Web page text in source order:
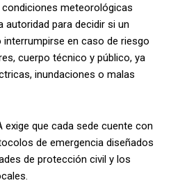
meteorológicas
para decidir si un
en caso de riesgo
cuerpo técnico y público, ya
inundaciones o malas
exige que cada sede cuente con
de emergencia diseñados
de protección civil y los